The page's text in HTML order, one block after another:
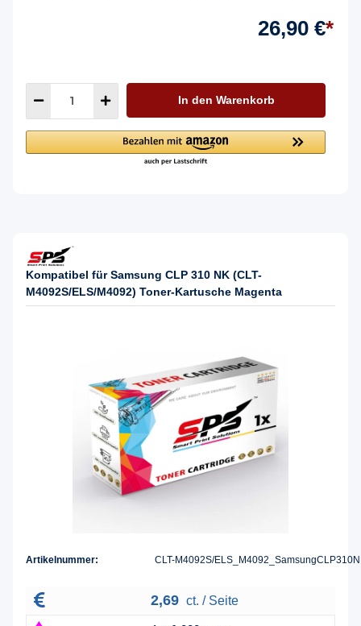
26,90 €*
In den Warenkorb
Kompatibel für Samsung CLP 310 NK (CLT-
M4092S/ELS/M4092) Toner-Kartusche Magenta
Artikelnummer: CLT-M4092S/
2,69 ct. / Seite